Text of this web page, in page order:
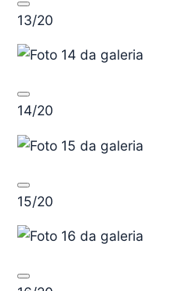
13/20
14/20
15/20